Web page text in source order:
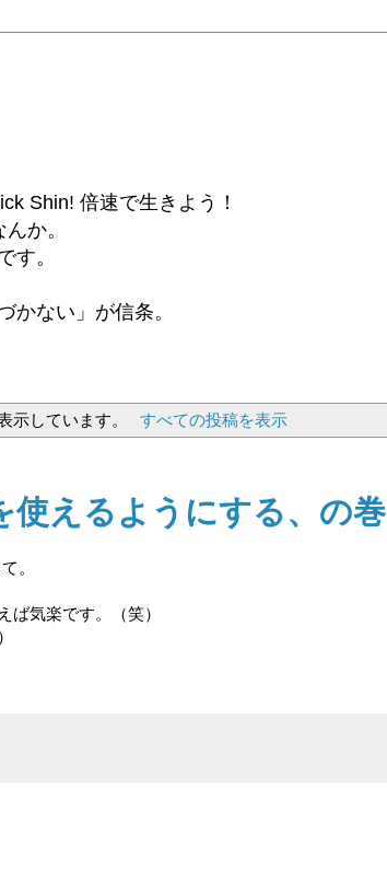
Shin! 倍速で生きよう！
か。
す。
かない」が信条。
示しています。 すべての投稿を表示
えるようにする、の巻
。
ば気楽です。（笑）